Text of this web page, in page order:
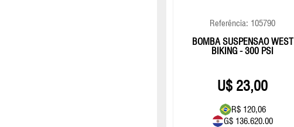
Referência: 105790
BOMBA SUSPENSÃO WEST
BIKING - 300 PSI
23,00
R$ 120,06
G$ 136.620.00